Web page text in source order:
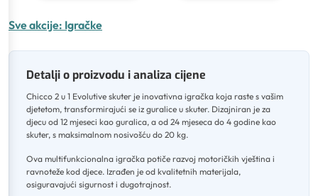
Sve akcije: Igračke
Detalji o proizvodu i analiza cijene
Chicco 2 u 1 Evolutive skuter je inovativna igračka koja raste s vašim
djetetom, transformirajući se iz guralice u skuter. Dizajniran je za
djecu od 12 mjeseci kao guralica, a od 24 mjeseca do 4 godine kao
skuter, s maksimalnom nosivošću do 20 kg.
Ova multifunkcionalna igračka potiče razvoj motoričkih vještina i
ravnoteže kod djece. Izrađen je od kvalitetnih materijala,
osiguravajući sigurnost i dugotrajnost.